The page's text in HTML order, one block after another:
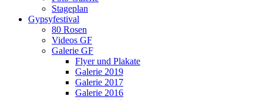
Stageplan
Gypsyfestival
80 Rosen
Videos GF
Galerie GF
Flyer und Plakate
Galerie 2019
Galerie 2017
Galerie 2016